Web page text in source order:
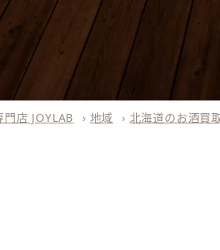
店 JOYLAB › 地域 › 北海道のお酒買